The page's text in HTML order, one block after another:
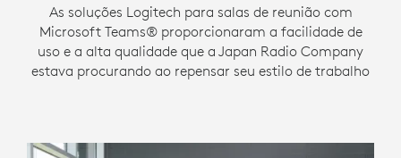
As soluções Logitech para salas de reunião com
Microsoft Teams® proporcionaram a facilidade de
uso e a alta qualidade que a Japan Radio Company
estava procurando ao repensar seu estilo de trabalho